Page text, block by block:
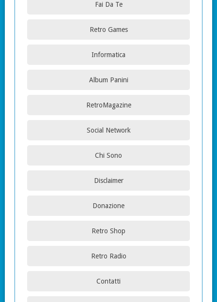
Fai Da Te
Retro Games
Informatica
Album Panini
RetroMagazine
Social Network
Chi Sono
Disclaimer
Donazione
Retro Shop
Retro Radio
Contatti